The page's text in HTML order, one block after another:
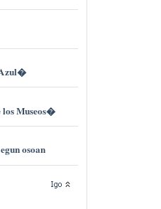
Museos�
osoan